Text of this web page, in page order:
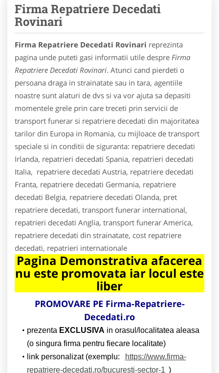
Firma Repatriere Decedati
Rovinari
Firma Repatriere Decedati Rovinari reprezinta
pagina unde puteti gasi informatii utile despre Firma
Repatriere Decedati Rovinari. Atunci cand pierdeti o
persoana draga in strainatate sau in tara, agentiile
noastre sunt alaturi de dvs si va vor ajuta sa depasiti
momentele grele prin care treceti prin servicii de
transport funerar si repatriere decedati din majoritatea
tarilor din Europa in Romania, cu mijloace de transport
speciale si in conditii de siguranta: repatriere decedati
Irlanda, repatrieri decedati Spania, repatrieri decedati
Italia, repatriere decedati Austria, repatriere decedati
Franta, repatriere decedati Germania, repatriere
decedati Belgia, repatriere decedati Olanda, pret
repatriere decedati, transport funerar international,
repatrieri decedati Anglia, transport funerar America,
repatriere decedati din strainatate, cost repatriere
decedati, repatrieri internationale
Pagina Demonstrativa afacerea
nu este promovata iar locul este
liber
PROMOVARE PE Firma-Repatriere-
Decedati.ro
prezenta EXCLUSIVA in orasul/localitatea aleasa
(o singura firma pentru fiecare localitate)
link personalizat (exemplu:
https://www.firma-
repatriere-decedati.ro/bucuresti-sector-1 )